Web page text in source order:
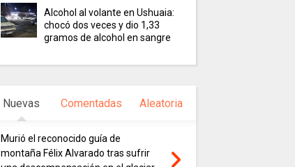
Alcohol al volante en Ushuaia:
chocó dos veces y dio 1,33
gramos de alcohol en sangre
Nuevas Comentadas Aleatoria
Murió el reconocido guía de
montaña Félix Alvarado tras sufrir